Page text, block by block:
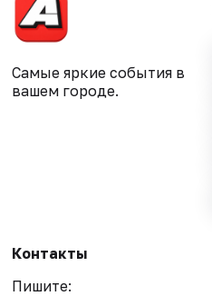
Самые яркие события в
вашем городе.
Контакты
Пишите: